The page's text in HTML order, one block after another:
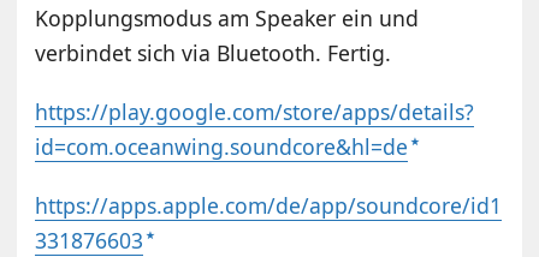
Kopplungsmodus am Speaker ein und
verbindet sich via Bluetooth. Fertig.
https://play.google.com/store/apps/details?
id=com.oceanwing.soundcore&hl=de
https://apps.apple.com/de/app/soundcore/id1
331876603